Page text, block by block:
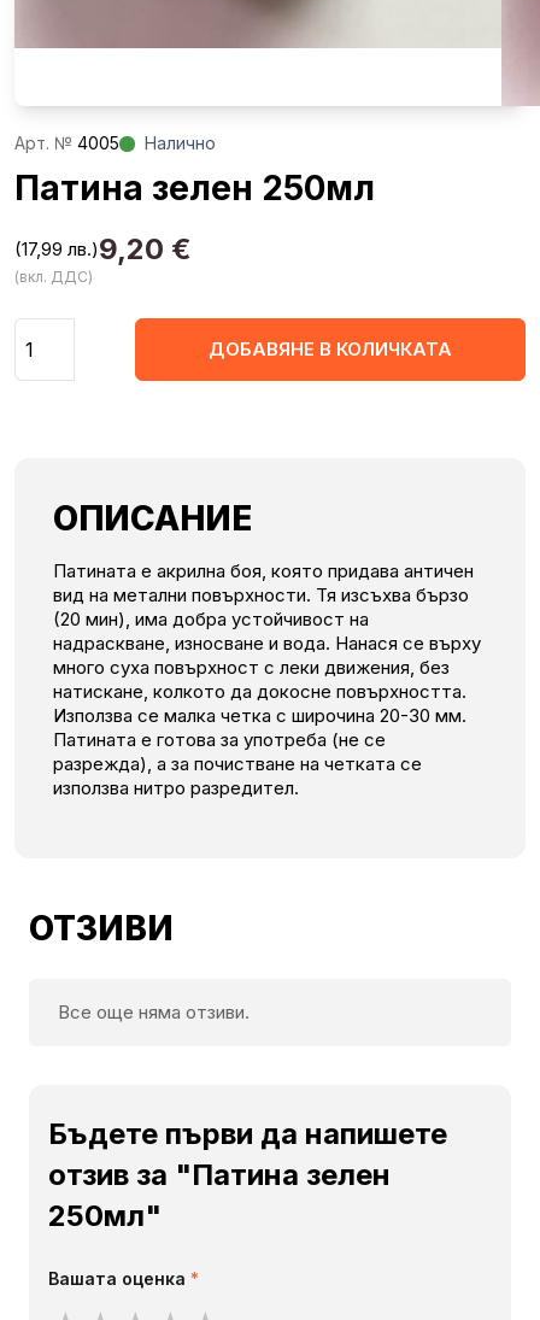
Aрт. № 4005 Налично
Патина зелен 250мл
9,20 €
(17,99 лв.)
(вкл. ДДС)
ДОБАВЯНЕ В КОЛИЧКАТА
ОПИСАНИЕ
Патината е акрилна боя, която придава античен
вид на метални повърхности. Тя изсъхва бързо
(20 мин), има добра устойчивост на
надраскване, износване и вода. Нанася се върху
много суха повърхност с леки движения, без
натискане, колкото да докосне повърхността.
Използва се малка четка с широчина 20-30 мм.
Патината е готова за употреба (не се
разрежда), а за почистване на четката се
използва нитро разредител.
ОТЗИВИ
Все още няма отзиви.
Бъдете първи да напишете
отзив за "Патина зелен
250мл"
Вашата оценка *